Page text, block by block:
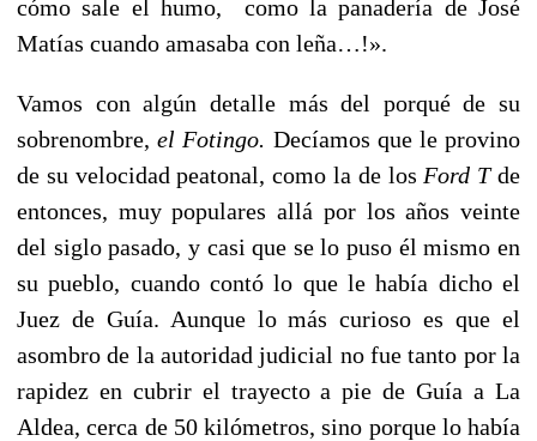
cómo sale el humo, como la panadería de José
Matías cuando amasaba con leña…!».
Vamos con algún detalle más del porqué de su
sobrenombre,el Fotingo. Decíamos que le provino
de su velocidad peatonal, como la de los Ford Tde
entonces, muy populares allá por los años veinte
del siglo pasado, y casi que se lo puso él mismo en
su pueblo, cuando contó lo que le había dicho el
Juez de Guía. Aunque lo más curioso es que el
asombro de la autoridad judicial no fue tanto por la
rapidez en cubrir el trayecto a pie de Guía a La
Aldea, cerca de 50 kilómetros, sino porque lo había